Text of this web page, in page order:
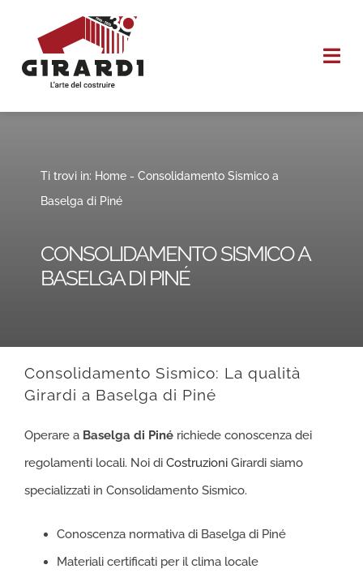
contenuto
CHI SIAMO
REALIZZAZIONI
Ti trovi in: Home- Consolidamento Sismico a
Baselga di Piné
CONSOLIDAMENTO SISMICO A
BASELGA DI PINÉ
Consolidamento Sismico: La qualità
Girardi a Baselga di Piné
Operare a Baselga di Piné richiede conoscenza dei
regolamenti locali. Noi di Costruzioni Girardi siamo
specializzati in Consolidamento Sismico.
Conoscenza normativa di Baselga di Piné
Materiali certificati per il clima locale